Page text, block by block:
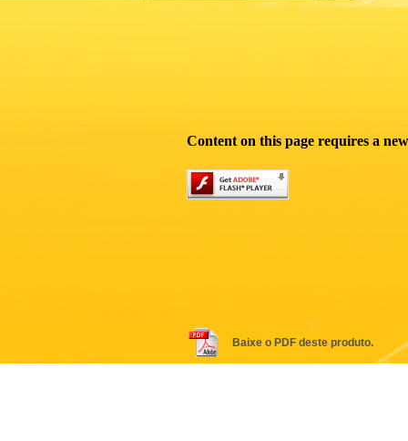
Content on this page requires a
Baixe o PDF deste produto.